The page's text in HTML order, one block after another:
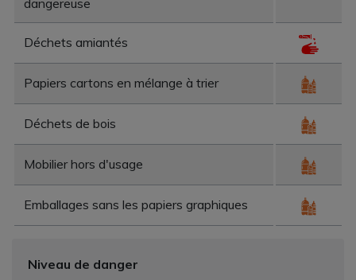
dangereuse
Déchets amiantés
Papiers cartons en mélange à trier
Déchets de bois
Mobilier hors d'usage
Emballages sans les papiers graphiques
Niveau de danger